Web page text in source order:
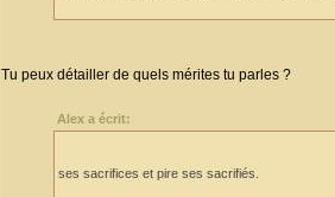
Tu peux détailler de quels mérites tu parles ?
Alex a écrit:
ses sacrifices et pire ses sacrifiés.